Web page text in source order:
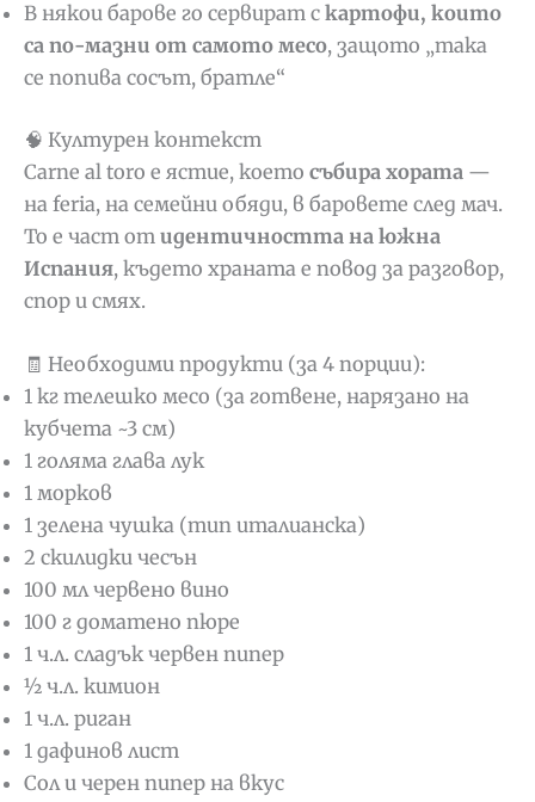
В някои барове го сервират с картофи, които
са по-мазни от самото месо, защото „така
се попива сосът, братле“
🧠 Културен контекст
Carne al toro е ястие, което събира хората —
на feria, на семейни обяди, в баровете след мач.
То е част от идентичността на южна
Испания, където храната е повод за разговор,
спор и смях.
🧾 Необходими продукти (за 4 порции):
1 кг телешко месо (за готвене, нарязано на
кубчета ~3 см)
1 голяма глава лук
1 морков
1 зелена чушка (тип италианска)
2 скилидки чесън
100 мл червено вино
100 г доматено пюре
1 ч.л. сладък червен пипер
½ ч.л. кимион
1 ч.л. риган
1 дафинов лист
Сол и черен пипер на вкус